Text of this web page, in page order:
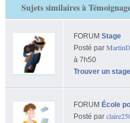
Sujets similaires à
FORUM Stage
Posté par MartinD
à 7h50
Trouver un
FORUM École
Posté par